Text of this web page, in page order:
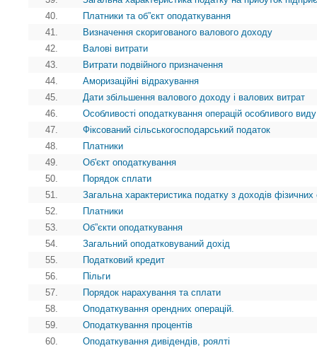
40.
Платники та об”єкт оподаткування
41.
Визначення скоригованого валового доходу
42.
Валові витрати
43.
Витрати подвійного призначення
44.
Аморизаційні відрахування
45.
Дати збільшення валового доходу і валових витрат
46.
Особливості оподаткування операцій особливого виду
47.
Фіксований сільськогосподарський податок
48.
Платники
49.
Об'єкт оподаткування
50.
Порядок сплати
51.
Загальна характеристика податку з доходів фізичних
52.
Платники
53.
Об”єкти оподаткування
54.
Загальний оподатковуваний дохід
55.
Податковий кредит
56.
Пільги
57.
Порядок нарахування та сплати
58.
Оподаткування орендних операцій.
59.
Оподаткування процентів
60.
Оподаткування дивідендів, роялті